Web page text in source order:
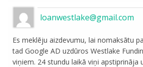
loanwestlake@gmail.com
Es meklēju aizdevumu, lai nomaksātu
tad Google AD uzdūros Westlake
viņiem. 24 stundu laikā viņi apstiprināja